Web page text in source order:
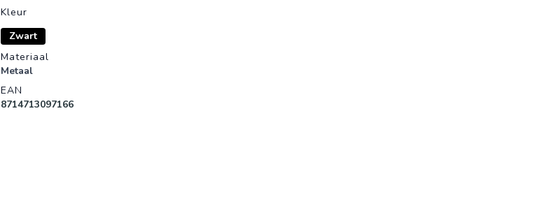
Kleur
Zwart
Materiaal
Metaal
EAN
8714713097166